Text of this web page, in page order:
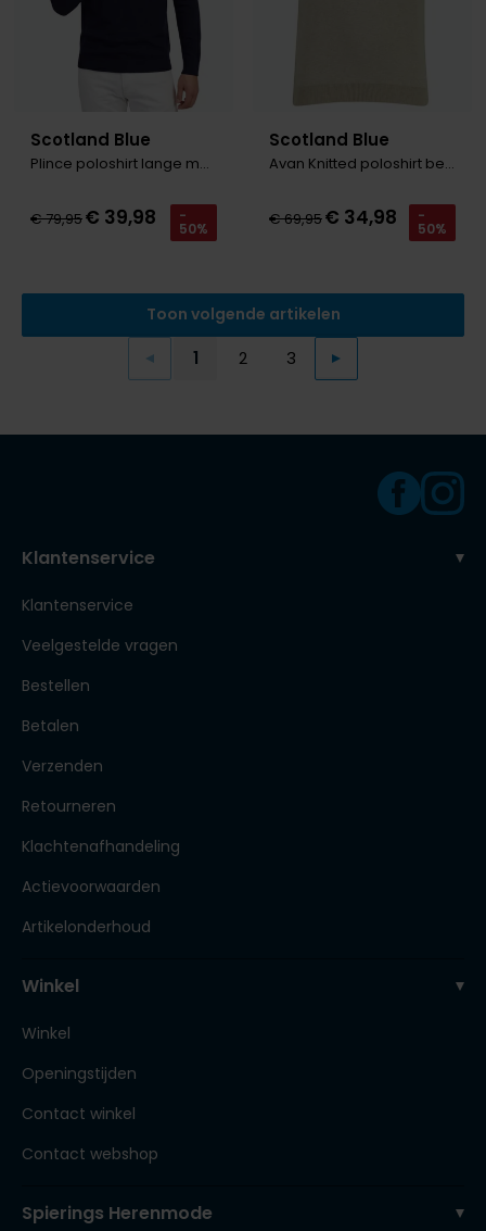
Scotland Blue
Plince poloshirt lange mouw navy
€ 79,95€ 39,98 -
50%
Scotland Blue
Avan Knitted poloshirt beige blauw
€ 69,95€ 34,98 -
50%
Toon volgende artikelen
Vorige
1 2 3 Volgende
Klantenservice
Klantenservice
Veelgestelde vragen
Bestellen
Betalen
Verzenden
Retourneren
Klachtenafhandeling
Actievoorwaarden
Artikelonderhoud
Winkel
Winkel
Openingstijden
Contact winkel
Contact webshop
Spierings Herenmode